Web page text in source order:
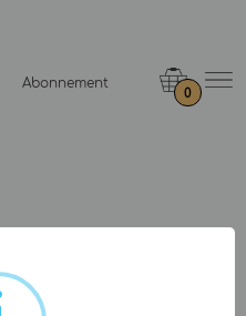
Abonnement
0